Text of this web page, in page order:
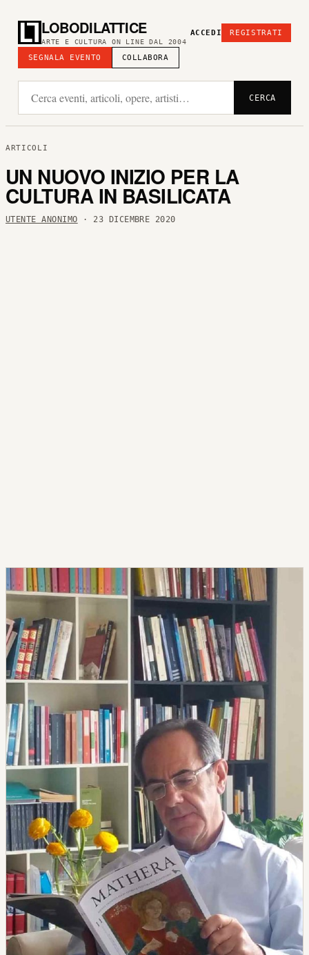
LOBODILATTICE
ARTE E CULTURA ON LINE DAL 2004
SEGNALA EVENTO COLLABORA
ACCEDI REGISTRATI
CERCA
ARTICOLI
UN NUOVO INIZIO PER LA
CULTURA IN BASILICATA
UTENTE ANONIMO · 23 DICEMBRE 2020